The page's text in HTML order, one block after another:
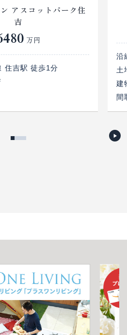
アスコットパーク住
吉
万円
住吉駅 徒歩1分
沿
土
建
間